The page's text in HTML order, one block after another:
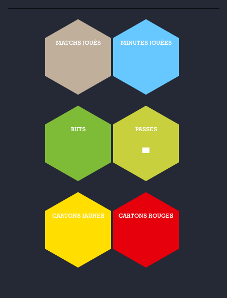
MATCHS JOUÉS MINUTES JOUÉES
BUTS PASSES
-
CARTONS JAUNES CARTONS ROUGES